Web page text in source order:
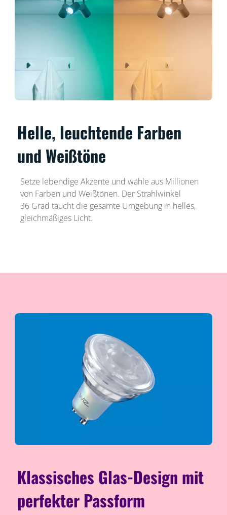
Helle, leuchtende Farben
und Weißtöne
Setze lebendige Akzente und wähle aus Millionen
von Farben und Weißtönen. Der Strahlwinkel
36 Grad taucht die gesamte Umgebung in helles,
gleichmäßiges Licht.
Klassisches Glas-Design mit
perfekter Passform